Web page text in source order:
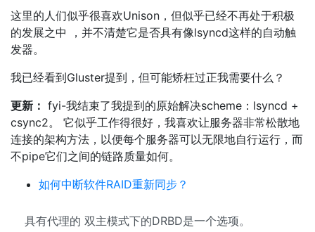
这里的人们似乎很喜欢Unison，但似乎已经不再处于积极
的发展之中 ，并不清楚它是否具有像lsyncd这样的自动触
发器。
我已经看到Gluster提到，但可能矫枉过正我需要什么？
更新： fyi-我结束了我提到的原始解决scheme：lsyncd +
csync2。 它似乎工作得很好，我喜欢让服务器非常松散地
连接的架构方法，以便每个服务器可以无限地自行运行，而
不pipe它们之间的链路质量如何。
如何中断软件RAID重新同步？
具有代理的 双主模式下的DRBD是一个选项。